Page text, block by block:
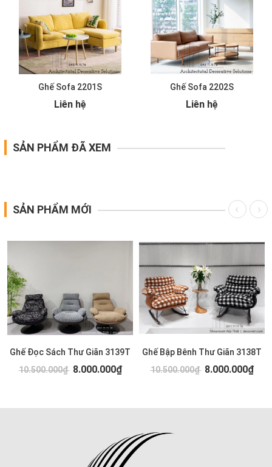
Ghế Sofa 2201S
Liên hệ
Ghế Sofa 2202S
Liên hệ
SẢN PHẨM ĐÃ XEM
SẢN PHẨM MỚI
Ghế Đọc Sách Thư Giãn 3139T
10.500.000₫ 8.000.000₫
Ghế Bập Bênh Thư Giãn 3138T
10.500.000₫ 8.000.000₫